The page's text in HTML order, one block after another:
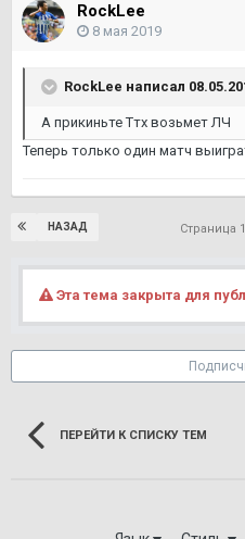
RockLee
8 мая 2019
RockLee написал
А прикиньте Ттх возьмет ЛЧ
Теперь только один матч
НАЗАД Страница
Эта тема закрыта для
ПЕРЕЙТИ К СПИСКУ ТЕМ